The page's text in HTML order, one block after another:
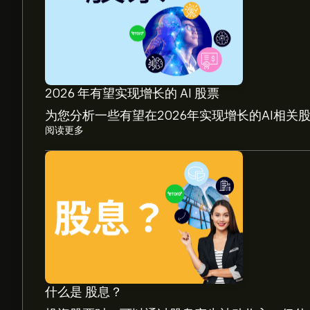
2026 年有望实现增长的 AI 股票
为您分析一些有望在2026年实现增长的AI相关股
阅读更多
什么是 股息？
Hingham Institution for Savings 的平均价格目
分析师根据市场趋势、财务报告和预期增长对
最新预测，了解未来价格走势。